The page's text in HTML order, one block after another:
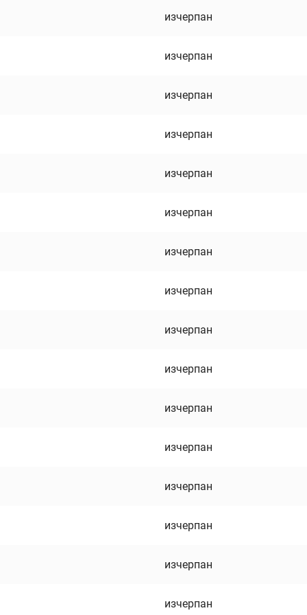
изчерпан
изчерпан
изчерпан
изчерпан
изчерпан
изчерпан
изчерпан
изчерпан
изчерпан
изчерпан
изчерпан
изчерпан
изчерпан
изчерпан
изчерпан
изчерпан